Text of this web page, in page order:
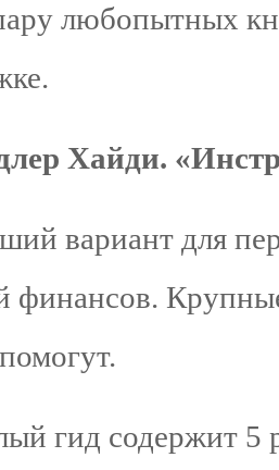
любопытных
Хайди.
вариант для
финансов.
гид содержит 5